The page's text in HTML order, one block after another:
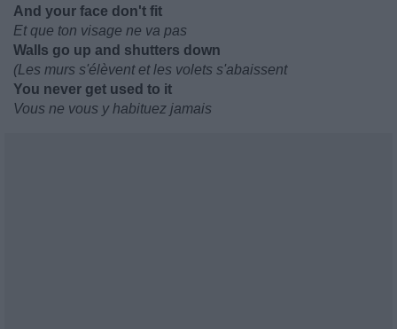
And your face don't fit
Et que ton visage ne va pas
Walls go up and shutters down
(Les murs s'élèvent et les volets s'abaissent
You never get used to it
Vous ne vous y habituez jamais